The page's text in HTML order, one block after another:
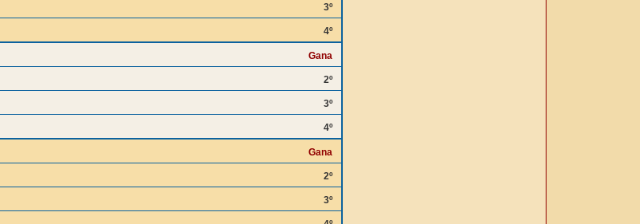
3º
4º
Gana
2º
3º
4º
Gana
2º
3º